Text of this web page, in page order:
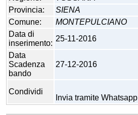
Provincia:
SIENA
Comune:
MONTEPULCIANO
Data di
inserimento:
25-11-2016
Data
Scadenza
bando
27-12-2016
Condividi
Invia tramite Whatsapp